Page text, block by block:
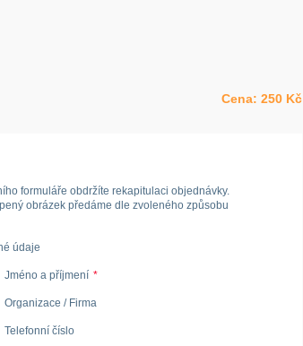
Cena: 250 Kč
formuláře obdržíte rekapitulaci objednávky.
obrázek předáme dle zvoleného způsobu
údaje
Jméno a příjmení *
Organizace / Firma
Telefonní číslo